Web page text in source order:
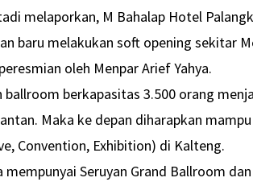
melaporkan, M Bahalap Hotel
baru melakukan soft opening sekitar
oleh Menpar Arief Yahya.
berkapasitas 3.500 orang
Maka ke depan diharapkan
Convention, Exhibition) di Kalteng.
mempunyai Seruyan Grand Ballroom